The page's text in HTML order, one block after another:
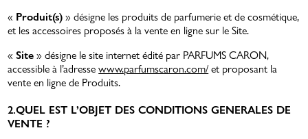
« Produit(s)» désigne les produits de parfumerie et de cosmétique,
et les accessoires proposés à la vente en ligne sur le Site.
«Site» désigne le site internet édité par PARFUMS CARON,
accessible à l’adressewww.parfumscaron.com/et proposant la
vente en ligne de Produits.
2.QUEL EST L’OBJET DES CONDITIONS GENERALES DE
VENTE ?